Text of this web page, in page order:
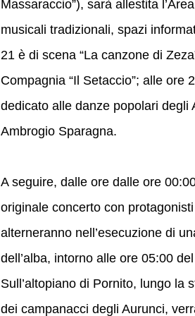
Massaraccio”), sarà allestita
musicali tradizionali, spazi
21 è di scena “La canzone di
Compagnia “Il Setaccio”; alle ore
dedicato alle danze popolari degli
Ambrogio Sparagna.
A seguire, dalle ore dalle ore
originale concerto con
alterneranno nell’esecuzione di
dell’alba, intorno alle ore 05:00
Sull’altopiano di Pornito, lungo la
dei campanacci degli Aurunci,